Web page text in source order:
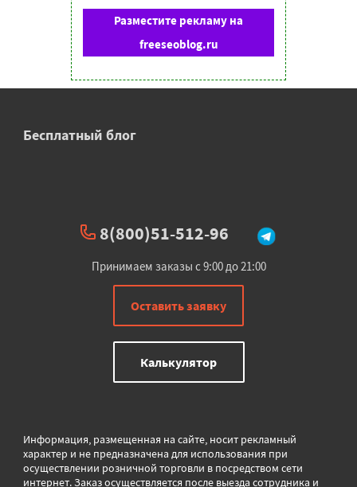
Разместите рекламу на
freeseoblog.ru
Бесплатный блог
8(800)51-512-96
Принимаем заказы с 9:00 до 21:00
Оставить заявку
Калькулятор
Информация, размещенная на сайте, носит рекламный
характер и не предназначена для использования при
осуществлении розничной торговли в посредством сети
интернет. Заказ осуществляется после выезда сотрудника и